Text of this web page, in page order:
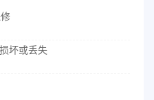
坏或丢失